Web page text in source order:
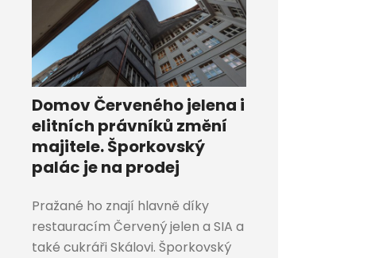
Domov Červeného jelena i
elitních právníků změní
majitele. Šporkovský
palác je na prodej
Pražané ho znají hlavně díky
restauracím Červený jelen a SIA a
také cukráři Skálovi. Šporkovský